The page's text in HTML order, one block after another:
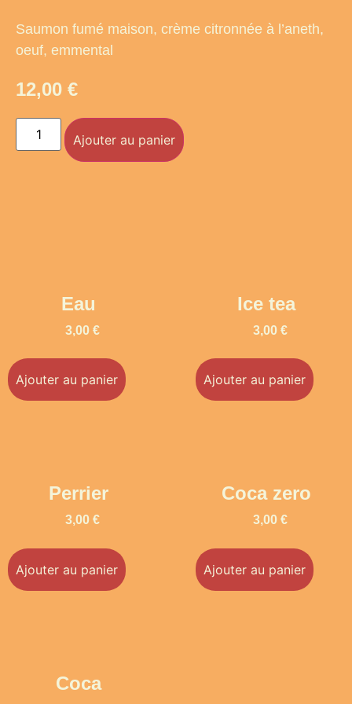
Saumon fumé maison, crème citronnée à l’aneth,
oeuf, emmental
12,00 €
Ajouter au panier
Eau
3,00 €
Ajouter au panier
Ice tea
3,00 €
Ajouter au panier
Perrier
3,00 €
Ajouter au panier
Coca zero
3,00 €
Ajouter au panier
Coca